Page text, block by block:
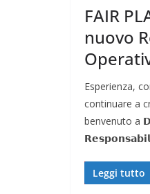
FAIR
nuovo
Esperienza,
continuare a
benvenuto a
Leggi tutto